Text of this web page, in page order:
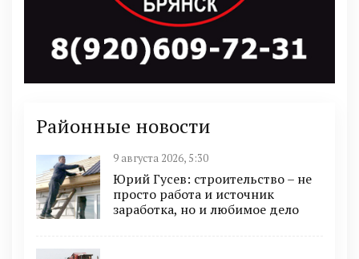
Районные новости
9 августа 2026, 5:30
Юрий Гусев: строительство – не
просто работа и источник
заработка, но и любимое дело